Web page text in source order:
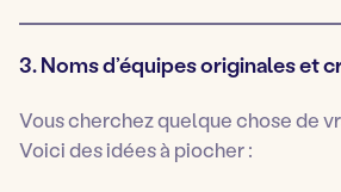
3. Noms d’équipes originales et
Vous cherchez quelque chose de
Voici des idées à piocher :